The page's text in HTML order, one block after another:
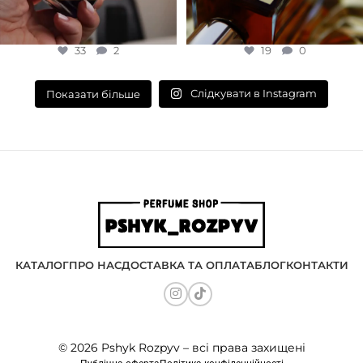
33 2 19 0
Показати більше Слідкувати в Instagram
КАТАЛОГПРО НАСДОСТАВКА ТА ОПЛАТАБЛОГКОНТАКТИ
© 2026 Pshyk Rozpyv – всі права захищені